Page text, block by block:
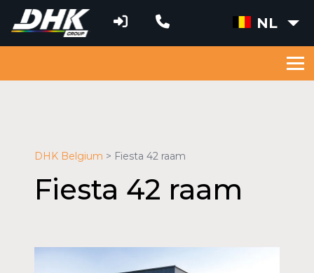
NL
DHK Belgium Fiesta 42 raam
Fiesta 42 raam